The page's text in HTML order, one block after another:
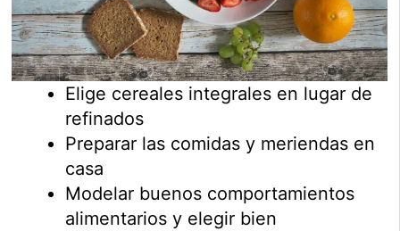
Elige cereales integrales en lugar de
refinados
Preparar las comidas y meriendas en
casa
Modelar buenos comportamientos
alimentarios y elegir bien